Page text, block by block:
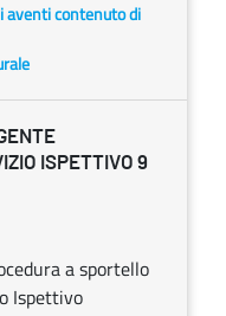
aventi contenuto di
ISPETTIVO 9
a sportello
Ispettivo